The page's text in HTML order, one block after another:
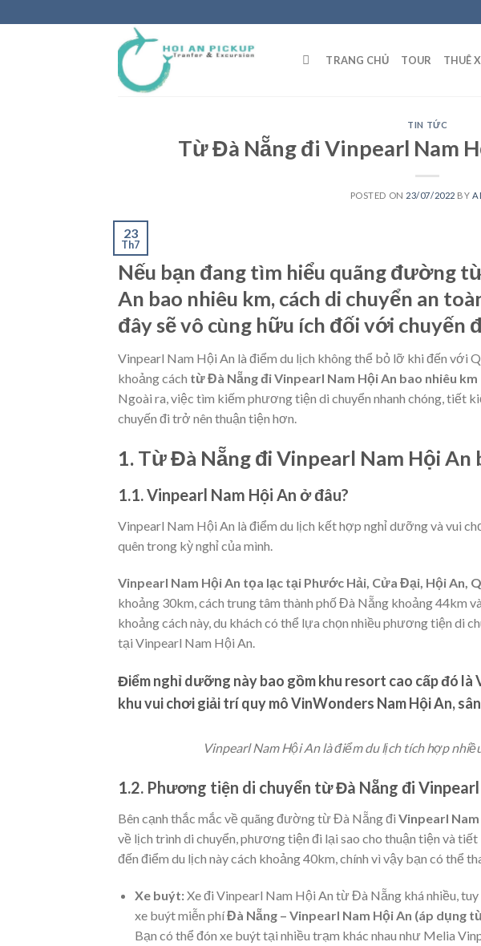
to
TRANG CHỦ TOUR THUÊ
TIN TỨC
Từ Đà Nẵng đi Vinpearl Nam
POSTED ON 23/07/2022 BY
23
Th7
Nếu bạn đang tìm hiểu quãng đường
An bao nhiêu km, cách di chuyển an
đây sẽ vô cùng hữu ích đối với chuyến
Vinpearl Nam Hội An là điểm du lịch không thể bỏ lỡ khi đến với
khoảng cách từ Đà Nẵng đi Vinpearl Nam Hội An bao nhiêu km
Ngoài ra, việc tìm kiếm phương tiện di chuyển nhanh chóng, tiết
chuyến đi trở nên thuận tiện hơn.
1. Từ Đà Nẵng đi Vinpearl Nam Hội An
1.1. Vinpearl Nam Hội An ở đâu?
Vinpearl Nam Hội An là điểm du lịch kết hợp nghỉ dưỡng và vui
quên trong kỳ nghỉ của mình.
Vinpearl Nam Hội An tọa lạc tại Phước Hải, Cửa Đại, Hội An,
khoảng 30km, cách trung tâm thành phố Đà Nẵng khoảng 44km
khoảng cách này, du khách có thể lựa chọn nhiều phương tiện di
tại Vinpearl Nam Hội An.
Điểm nghỉ dưỡng này bao gồm khu resort cao cấp đó là
khu vui chơi giải trí quy môVinWonders Nam Hội An,
Vinpearl Nam Hội An là điểm du lịch tích hợp
1.2. Phương tiện di chuyển từ Đà Nẵng đi Vinpearl
Bên cạnh thắc mắc về quãng đường từ Đà Nẵng đi Vinpearl Nam
về lịch trình di chuyển, phương tiện đi lại sao cho thuận tiện và
đến điểm du lịch này cách khoảng 40km, chính vì vậy bạn có thể
Xe buýt:Xe đi Vinpearl Nam Hội An từ Đà Nẵng khá nhiều,
xe buýt miễn phíĐà Nẵng – Vinpearl Nam Hội An (áp dụng
Bạn có thể đón xe buýt tại nhiều trạm khác nhau như Melia